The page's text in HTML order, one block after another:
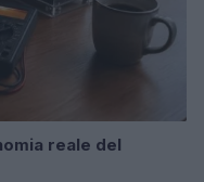
reale del